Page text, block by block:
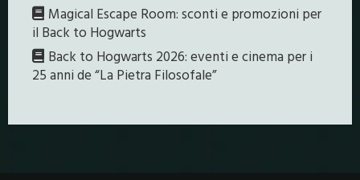
Magical Escape Room: sconti e promozioni per
il Back to Hogwarts
Back to Hogwarts 2026: eventi e cinema per i
25 anni de “La Pietra Filosofale”